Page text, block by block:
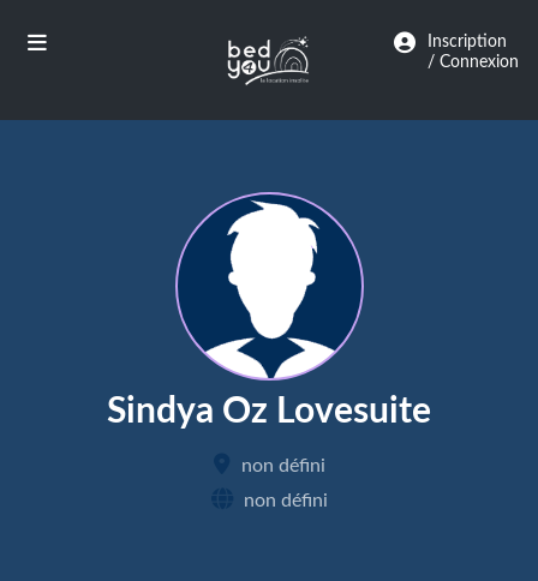
Inscription
/ Connexion
Sindya Oz Lovesuite
non défini
non défini